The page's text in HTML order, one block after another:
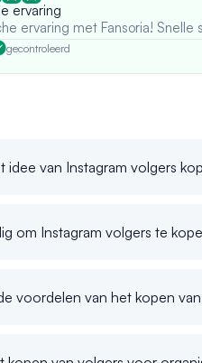
ervaring
ervaring met Fansoria!
gecontroleerd
idee van Instagram volgers
om Instagram volgers te
voordelen van het kopen